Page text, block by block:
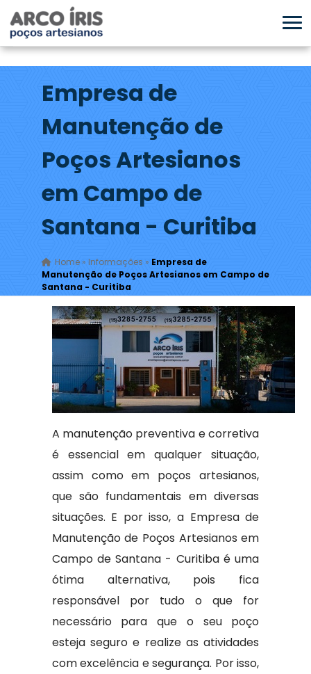
Empresa de
Manutenção de
Poços Artesianos
em Campo de
Santana - Curitiba
Home» Informações » Empresa de
Manutenção de Poços Artesianos em Campo de
Santana - Curitiba
A manutenção preventiva e corretiva
é essencial em qualquer situação,
assim como em poços artesianos,
que são fundamentais em diversas
situações. E por isso, a Empresa de
Manutenção de Poços Artesianos em
Campo de Santana - Curitiba é uma
ótima alternativa, pois fica
responsável por tudo o que for
necessário para que o seu poço
esteja seguro e realize as atividades
com excelência e segurança. Por isso,